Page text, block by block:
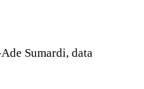
Sumardi, data